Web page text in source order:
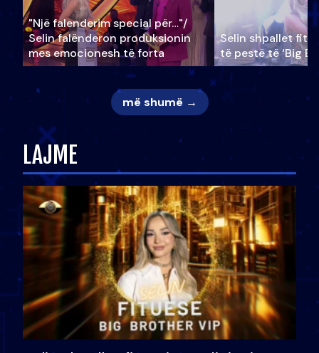
"Një falenderim special për…"/
Selin falënderon produksionin
mes emocionesh të forta
Selin shpallet
të pestë të ‘Big
më shumë →
LAJME